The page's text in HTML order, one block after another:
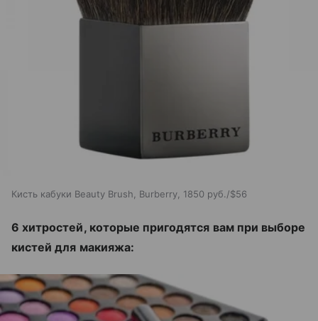
Кисть кабуки Beauty Brush, Burberry, 1850 руб./$56
6 хитростей, которые пригодятся вам при выборе
кистей для макияжа: